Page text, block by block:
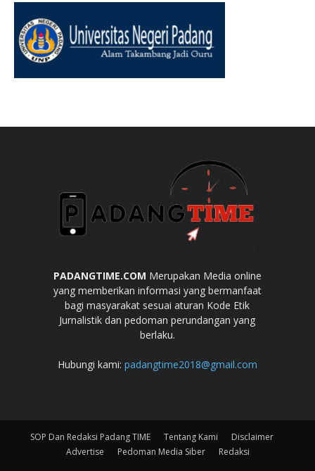
PADANGTIME.COM Merupakan Media online
yang memberikan informasi yang bermanfaat
bagi masyarakat sesuai aturan Kode Etik
Jurnalistik dan pedoman perundangan yang
berlaku.
Hubungi kami: padangtime2018@gmail.com
SOP Dan Redaksi Padang TIME Tentang Kami
Disclaimer
Advertise
Pedoman Media Siber Redaksi